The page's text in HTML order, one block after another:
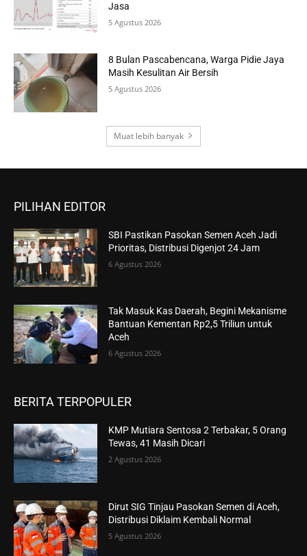
Jasa
5 Agustus 2026
8 Bulan Pascabencana, Warga Pidie Jaya
Masih Kesulitan Air Bersih
5 Agustus 2026
Muat lebih banyak
PILIHAN EDITOR
SBI Pastikan Pasokan Semen Aceh Jadi
Prioritas, Distribusi Digenjot 24 Jam
6 Agustus 2026
Tak Masuk Kas Daerah, Begini Mekanisme
Bantuan Kementan Rp2,5 Triliun untuk
Aceh
6 Agustus 2026
BERITA TERPOPULER
KMP Mutiara Sentosa 2 Terbakar, 5 Orang
Tewas, 41 Masih Dicari
2 Agustus 2026
Dirut SIG Tinjau Pasokan Semen di Aceh,
Distribusi Diklaim Kembali Normal
5 Agustus 2026